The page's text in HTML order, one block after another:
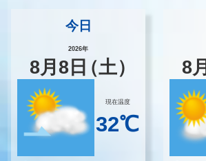
今日
2026年
8月8 日（土）
現在温度
32℃
8月